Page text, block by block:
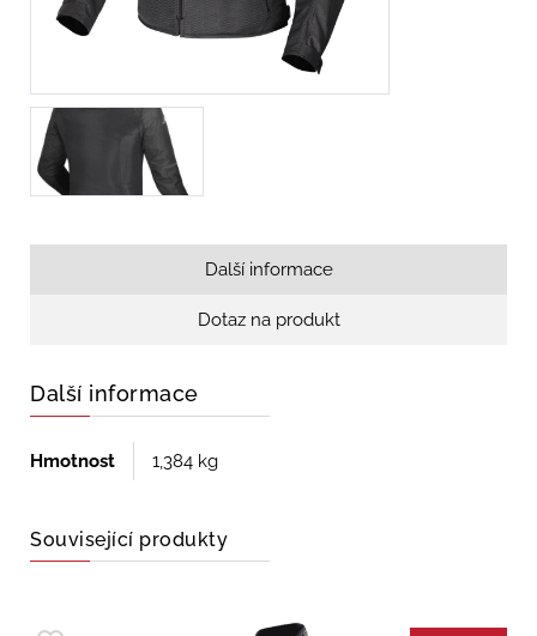
Další informace
Dotaz na produkt
Další informace
Hmotnost 1,384 kg
Související produkty